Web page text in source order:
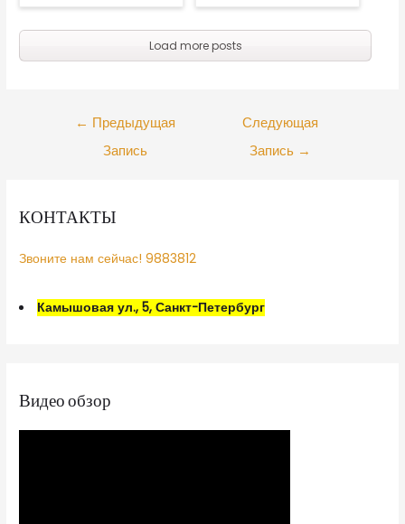
Load more posts
← Предыдущая
Запись
Следующая
Запись →
КОНТАКТЫ
Звоните нам сейчас! 9883812
Камышовая ул., 5, Санкт-Петербург
Видео обзор